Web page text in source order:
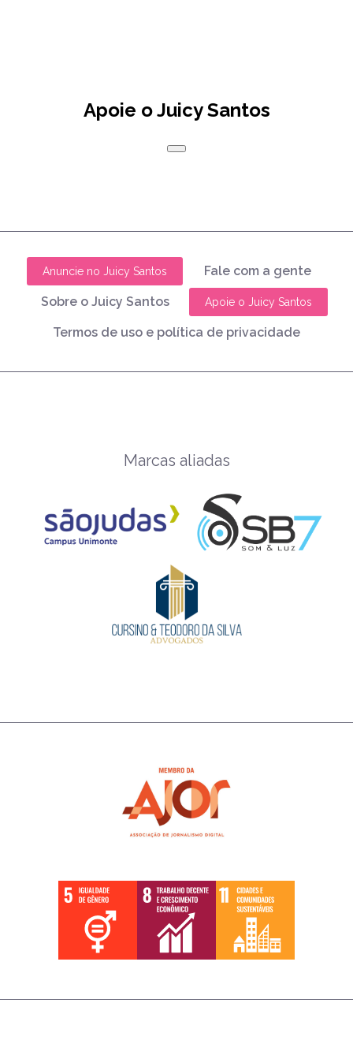
Apoie o Juicy Santos
Anuncie no Juicy Santos Fale com a gente
Sobre o Juicy Santos Apoie o Juicy Santos
Termos de uso e política de privacidade
Marcas aliadas